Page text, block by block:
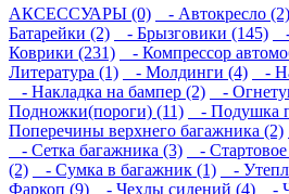
АКСЕССУАРЫ (0)
- Автокресло (2)
Батарейки (2)
- Брызговики (145)
Коврики (231)
- Компрессор
Литература (1)
- Молдинги (4)
-
- Накладка на бампер (2)
-
Подножки(пороги) (11)
- Подушка
Поперечины верхнего багажника (2)
- Сетка багажника (3)
-
(2)
- Сумка в багажник (1) -
Фаркоп (9)
- Чехлы сидений (4)
-